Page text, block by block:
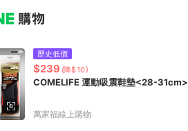
歷史低價
$239 (降$10)
COMELIFE 運動吸震鞋墊<28-31cm>
萬家福線上購物